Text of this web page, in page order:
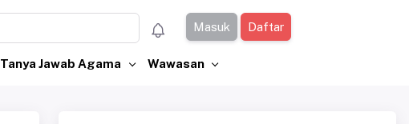
Masuk Daftar
Tanya Jawab Agama Wawasan